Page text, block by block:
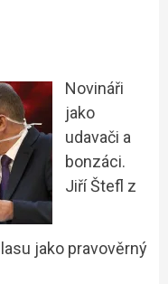
Novináři
jako
udavači a
bonzáci.
Jiří Štefl z
jako pravověrný